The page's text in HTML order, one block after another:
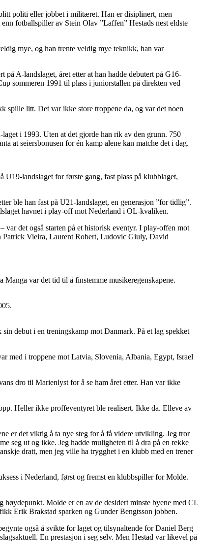
politi eller jobbet i militæret. Han er disiplinert, men
fotballspiller av Stein Olav ”Laffen” Hestads nest eldste
mye, og han trente veldig mye teknikk, han var
på A-landslaget, året etter at han hadde debutert på G16-
sommeren 1991 til plass i juniorstallen på direkten ved
spille litt. Det var ikke store troppene da, og var det noen
i 1993. Uten at det gjorde han rik av den grunn. 750
at seiersbonusen for én kamp alene kan matche det i dag.
landslaget for første gang, fast plass på klubblaget,
ble han fast på U21-landslaget, en generasjon ”for tidlig”.
havnet i play-off mot Nederland i OL-kvaliken.
var det også starten på et historisk eventyr. I play-offen mot
Patrick Vieira, Laurent Robert, Ludovic Giuly, David
var det tid til å finstemme musikeregenskapene.
debut i en treningskamp mot Danmark. På et lag spekket
med i troppene mot Latvia, Slovenia, Albania, Egypt, Israel
dro til Marienlyst for å se ham året etter. Han var ikke
Heller ikke proffeventyret ble realisert. Ikke da. Elleve av
er det viktig å ta nye steg for å få videre utvikling. Jeg tror
seg ut og ikke. Jeg hadde muligheten til å dra på en rekke
dratt, men jeg ville ha trygghet i en klubb med en trener
i Nederland, først og fremst en klubbspiller for Molde.
Molde er en av de desidert minste byene med CL
Erik Brakstad sparken og Gunder Bengtsson jobben.
også å svikte for laget og tilsynaltende for Daniel Berg
En prestasjon i seg selv. Men Hestad var likevel på